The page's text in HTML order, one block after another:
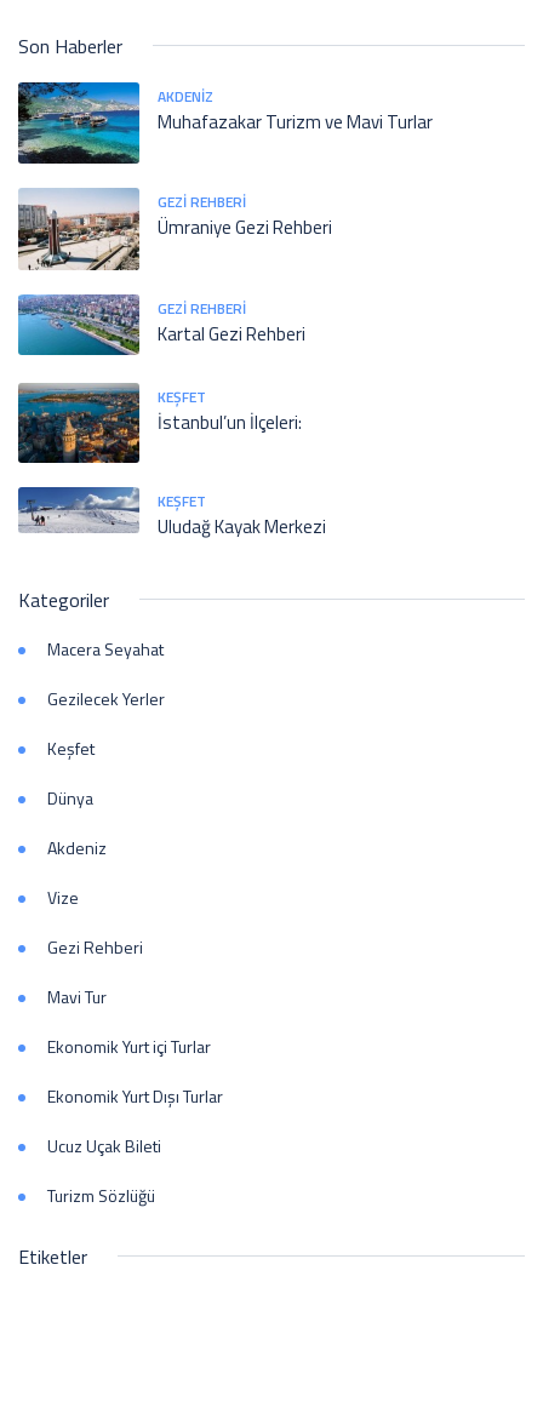
Son Haberler
AKDENIZ
Muhafazakar Turizm ve Mavi Turlar
GEZI REHBERI
Ümraniye Gezi Rehberi
GEZI REHBERI
Kartal Gezi Rehberi
KEŞFET
İstanbul’un İlçeleri:
KEŞFET
Uludağ Kayak Merkezi
Kategoriler
Macera Seyahat
Gezilecek Yerler
Keşfet
Dünya
Akdeniz
Vize
Gezi Rehberi
Mavi Tur
Ekonomik Yurt içi Turlar
Ekonomik Yurt Dışı Turlar
Ucuz Uçak Bileti
Turizm Sözlüğü
Etiketler